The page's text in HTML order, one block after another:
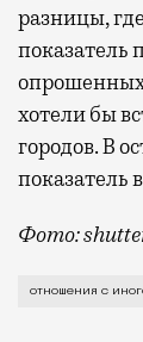
разницы,
показатель
хотели бы
городов. В
показатель
Фото:
Даже не
отношения с